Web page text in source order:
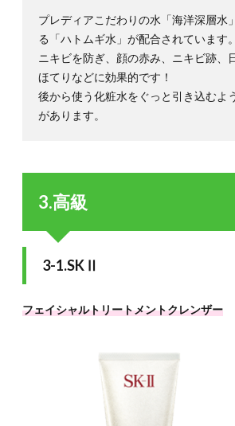
プレディアこだわりの水「海洋深層水
る「ハトムギ水」が配合されています。
ニキビを防ぎ、顔の赤み、ニキビ跡、
ほてりなどに効果的です！
後から使う化粧水をぐっと引き込むよ
があります。
3.高級
3-1.SKⅡ
フェイシャルトリートメントクレンザー